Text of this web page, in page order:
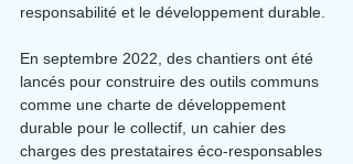
responsabilité et le développement durable.
En septembre 2022, des chantiers ont été
lancés pour construire des outils communs
comme une charte de développement
durable pour le collectif, un cahier des
charges des prestataires éco-responsables